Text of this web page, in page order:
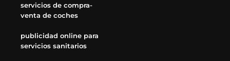
servicios de compra-
venta de coches
publicidad online para
servicios sanitarios